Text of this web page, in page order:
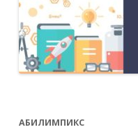
АБИЛИМПИКС